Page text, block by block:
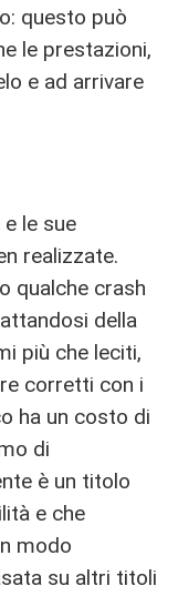
questo può
le prestazioni,
e ad arrivare
le sue
realizzate.
qualche crash
della
più che leciti,
corretti con i
ha un costo di
di
è un titolo
e che
modo
su altri titoli